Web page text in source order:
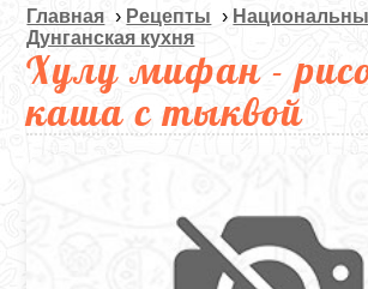
Главная › Рецепты ›
Дунганская кухня
Хулу мифан -
каша с тыквой